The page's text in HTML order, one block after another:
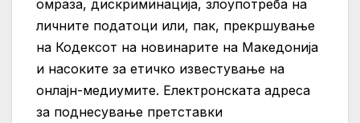
омраза, дискриминација, злоупотреба на
личните податоци или, пак, прекршување
на Кодексот на новинарите на Македонија
и насоките за етичко известување на
онлајн-медиумите. Електронската адреса
за поднесување претставки